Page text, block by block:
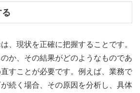
、現状を正確に把握することです。
か、その結果がどのようなものであ
すことが必要です。例えば、業務で
続く場合、その原因を分析し、具体